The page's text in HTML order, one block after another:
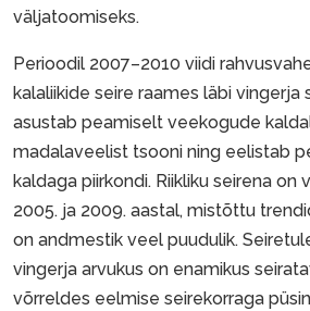
väljatoomiseks.
Perioodil 2007–2010 viidi
kalaliikide seire raames läbi vingerja
asustab peamiselt veekogude
madalaveelist tsooni ning eelistab
kaldaga piirkondi. Riikliku seirena on
2005. ja 2009. aastal, mistõttu
on andmestik veel puudulik.
vingerja arvukus on enamikus
võrreldes eelmise seirekorraga